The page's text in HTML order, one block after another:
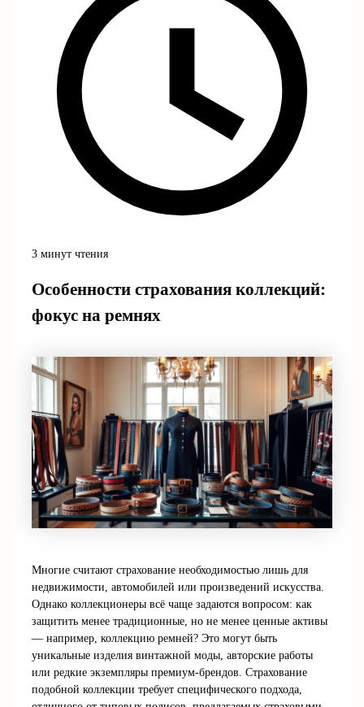
3 минут чтения
Особенности страхования коллекций:
фокус на ремнях
Многие считают страхование необходимостью лишь для
недвижимости, автомобилей или произведений искусства.
Однако коллекционеры всё чаще задаются вопросом: как
защитить менее традиционные, но не менее ценные активы
— например, коллекцию ремней? Это могут быть
уникальные изделия винтажной моды, авторские работы
или редкие экземпляры премиум-брендов. Страхование
подобной коллекции требует специфического подхода,